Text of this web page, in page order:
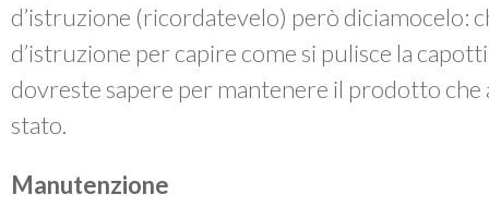
d’istruzione (ricordatevelo) però diciamocelo:
d’istruzione per capire come si pulisce la
dovreste sapere per mantenere il prodotto
stato.
Manutenzione